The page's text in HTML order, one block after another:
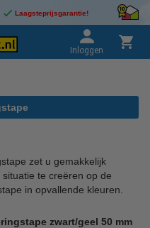
Laagsteprijsgarantie!
Inloggen
zet u gemakkelijk
te creëren op de
in opvallende kleuren.
zwart/geel 50 mm